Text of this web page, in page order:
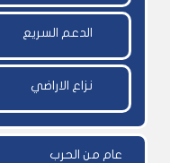
الدعم السريع
نزاع الاراضي
عام من الحرب